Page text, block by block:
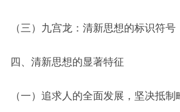
（三）九宫龙：清新思想的标识符号
四、清新思想的显著特征
（一）追求人的全面发展，坚决抵制